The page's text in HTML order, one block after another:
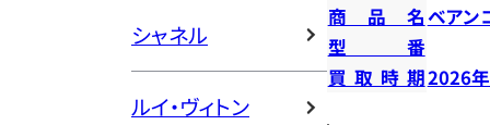
シャネル
ルイ・ヴィトン
商品名ベアン
型番
買取時期2026